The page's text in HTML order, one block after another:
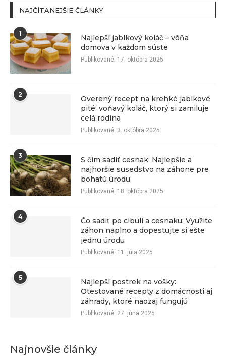
NAJČÍTANEJŠIE ČLÁNKY
1
Najlepší jablkový koláč – vôňa
domova v každom súste
Publikované: 17. októbra 2025
2
Overený recept na krehké jablkové
pité: voňavý koláč, ktorý si zamiluje
celá rodina
Publikované: 3. októbra 2025
3
S čím sadiť cesnak: Najlepšie a
najhoršie susedstvo na záhone pre
bohatú úrodu
Publikované: 18. októbra 2025
4
Čo sadiť po cibuli a cesnaku: Využite
záhon naplno a dopestujte si ešte
jednu úrodu
Publikované: 11. júla 2025
5
Najlepší postrek na vošky:
Otestované recepty z domácnosti aj
záhrady, ktoré naozaj fungujú
Publikované: 27. júna 2025
Najnovšie články